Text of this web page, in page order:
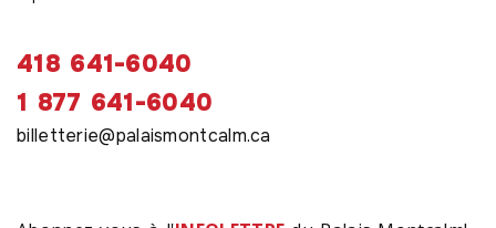
418 641-6040
1 877 641-6040
billetterie@palaismontcalm.ca